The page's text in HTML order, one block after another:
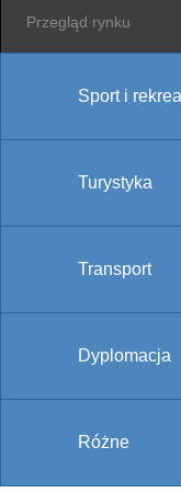
Przegląd rynku
Sport i
Turystyka
Transport
Dyplomacja
Różne